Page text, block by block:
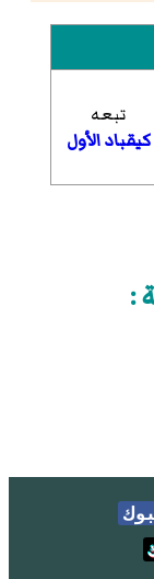
تبعه
كيقباد الأول
: